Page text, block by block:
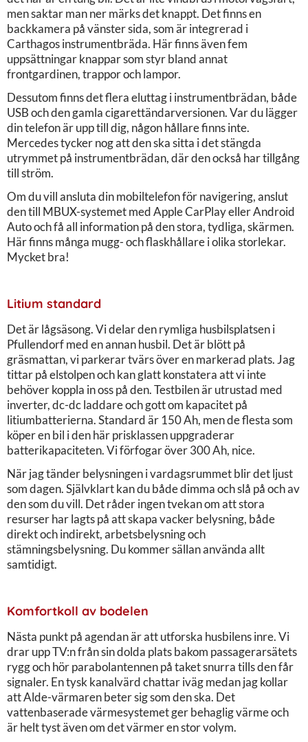
men saktar man ner märks det knappt. Det finns en
backkamera på vänster sida, som är integrerad i
Carthagos instrumentbräda. Här finns även fem
uppsättningar knappar som styr bland annat
frontgardinen, trappor och lampor.
Dessutom finns det flera eluttag i instrumentbrädan, både
USB och den gamla cigarettändarversionen. Var du lägger
din telefon är upp till dig, någon hållare finns inte.
Mercedes tycker nog att den ska sitta i det stängda
utrymmet på instrumentbrädan, där den också har tillgång
till ström.
Om du vill ansluta din mobiltelefon för navigering, anslut
den till MBUX-systemet med Apple CarPlay eller Android
Auto och få all information på den stora, tydliga, skärmen.
Här finns många mugg- och flaskhållare i olika storlekar.
Mycket bra!
Litium standard
Det är lågsäsong. Vi delar den rymliga husbilsplatsen i
Pfullendorf med en annan husbil. Det är blött på
gräsmattan, vi parkerar tvärs över en markerad plats. Jag
tittar på elstolpen och kan glatt konstatera att vi inte
behöver koppla in oss på den. Testbilen är utrustad med
inverter, dc-dc laddare och gott om kapacitet på
litiumbatterierna. Standard är 150 Ah, men de flesta som
köper en bil i den här prisklassen uppgraderar
batterikapaciteten. Vi förfogar över 300 Ah, nice.
När jag tänder belysningen i vardagsrummet blir det ljust
som dagen. Självklart kan du både dimma och slå på och av
den som du vill. Det råder ingen tvekan om att stora
resurser har lagts på att skapa vacker belysning, både
direkt och indirekt, arbetsbelysning och
stämningsbelysning. Du kommer sällan använda allt
samtidigt.
Komfortkoll av bodelen
Nästa punkt på agendan är att utforska husbilens inre. Vi
drar upp TV:n från sin dolda plats bakom passagerarsätets
rygg och hör parabolantennen på taket snurra tills den får
signaler. En tysk kanalvärd chattar iväg medan jag kollar
att Alde-värmaren beter sig som den ska. Det
vattenbaserade värmesystemet ger behaglig värme och
är helt tyst även om det värmer en stor volym.